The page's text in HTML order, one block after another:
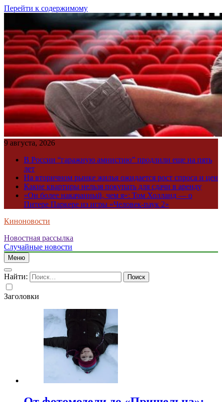
Перейти к содержимому
9 августа, 2026
В России “гаражную амнистию” продлили еще на пять
лет
На вторичном рынке жилья ожидается рост спроса и цен
Какие квартиры нельзя покупать для сдачи в аренду
«Он более накачанный, чем я»: Том Холланд — о
Питере Паркере из игры «Человек-паук 2»
Киноновости
Новостная рассылка
Случайные новости
Меню
Найти:
Заголовки